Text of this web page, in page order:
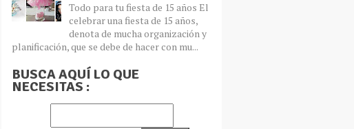
Todo para tu fiesta de 15 años El
celebrar una fiesta de 15 años,
denota de mucha organización y
planificación, que se debe de hacer con mu...
BUSCA AQUÍ LO QUE
NECESITAS :